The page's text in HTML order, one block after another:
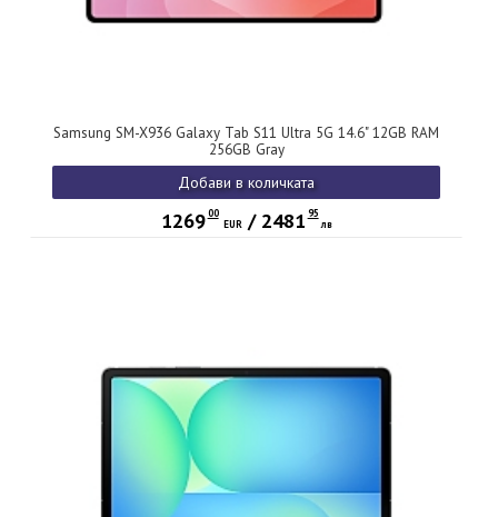
Samsung SM-X936 Galaxy Tab S11 Ultra 5G 14.6" 12GB RAM
256GB Gray
Добави в количката
1269 00
EUR/ 2481 95
лв